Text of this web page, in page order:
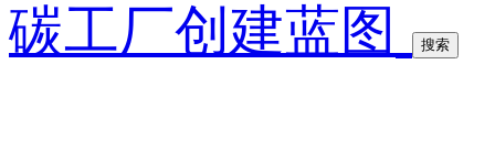
碳工厂创建蓝图
搜索